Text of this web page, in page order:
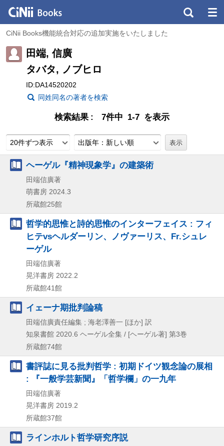
CiNii Books機能統合対応の追加実施をいたしました
田端, 信廣
タバタ, ノブヒロ
ID:DA14520202
同姓同名の著者を検索
検索結果 7件中 1-7 を表示
20件ずつ表示 出版年：新しい順
ヘーゲル『精神現象学』の建築術
田端信廣著
萌書房 2024.3
所蔵館25館
哲学的思惟と詩的思惟のインターフェイス : フィ
ヒテvsヘルダーリン、ノヴァーリス、Fr.シュレ
ーゲル
田端信廣著
晃洋書房 2022.2
所蔵館41館
イェーナ期批判論稿
田端信廣責任編集 ; 海老澤善一 [ほか] 訳
知泉書館 2020.6 ヘーゲル全集 / [ヘーゲル著] 第3巻
所蔵館74館
書評誌に見る批判哲学 : 初期ドイツ観念論の展相
: 『一般学芸新聞』「哲学欄」の一九年
田端信廣著
晃洋書房 2019.2
所蔵館37館
ラインホルト哲学研究序説